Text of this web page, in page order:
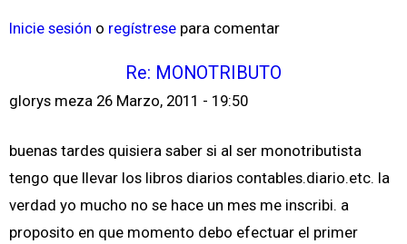
Inicie sesión o regístrese para comentar
Re: MONOTRIBUTO
glorys meza 26 Marzo, 2011 - 19:50
buenas tardes quisiera saber si al ser monotributista
tengo que llevar los libros diarios contables.diario.etc. la
verdad yo mucho no se hace un mes me inscribi. a
proposito en que momento debo efectuar el primer